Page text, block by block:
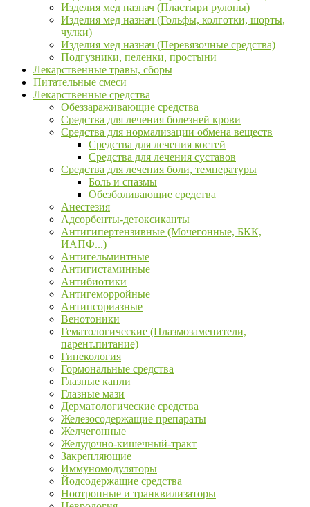
Изделия мед назнач (Пластыри рулоны)
Изделия мед назнач (Гольфы, колготки, шорты,
чулки)
Изделия мед назнач (Перевязочные средства)
Подгузники, пеленки, простыни
Лекарственные травы, сборы
Питательные смеси
Лекарственные средства
Обеззараживающие средства
Средства для лечения болезней крови
Средства для нормализации обмена веществ
Средства для лечения костей
Средства для лечения суставов
Средства для лечения боли, температуры
Боль и спазмы
Обезболивающие средства
Анестезия
Адсорбенты-детоксиканты
Антигипертензивные (Мочегонные, БКК,
ИАПФ...)
Антигельминтные
Антигистаминные
Антибиотики
Антигеморройные
Антипсориазные
Венотоники
Гематологические (Плазмозаменители,
парент.питание)
Гинекология
Гормональные средства
Глазные капли
Глазные мази
Дерматологические средства
Железосодержащие препараты
Желчегонные
Желудочно-кишечный-тракт
Закрепляющие
Иммуномодуляторы
Йодсодержащие средства
Ноотропные и транквилизаторы